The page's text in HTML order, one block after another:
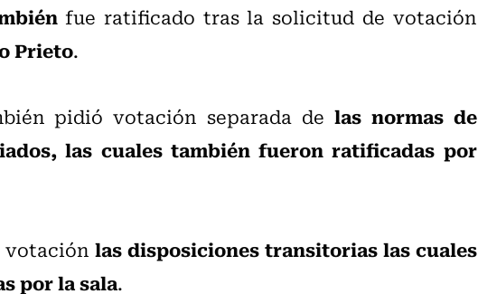
fue ratificado tras la solicitud de votación
Prieto.
pidió votación separada de las normas de
las cuales también fueron ratificadas por
votación las disposiciones transitorias las cuales
por la sala.